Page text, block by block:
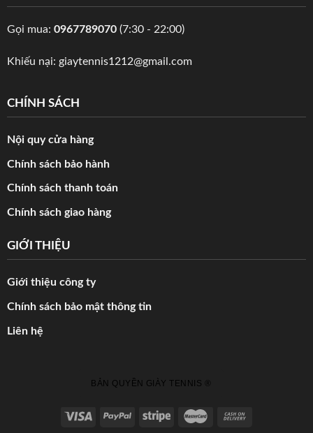
Gọi mua: 0967789070(7:30 - 22:00)
Khiếu nại: giaytennis1212@gmail.com
CHÍNH SÁCH
Nội quy cửa hàng
Chính sách bảo hành
Chính sách thanh toán
Chính sách giao hàng
GIỚI THIỆU
Giới thiệu công ty
Chính sách bảo mật thông tin
Liên hệ
BẢN QUYỀN GIÀY TENNIS ®️